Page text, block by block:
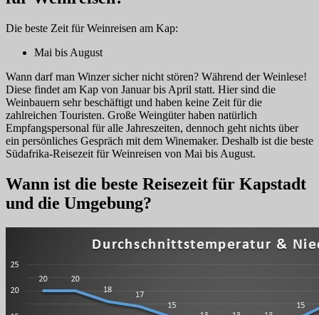
Die beste Zeit für Weinreisen am Kap:
Mai bis August
Wann darf man Winzer sicher nicht stören? Während der Weinlese!
Diese findet am Kap von Januar bis April statt. Hier sind die
Weinbauern sehr beschäftigt und haben keine Zeit für die
zahlreichen Touristen. Große Weingüter haben natürlich
Empfangspersonal für alle Jahreszeiten, dennoch geht nichts über
ein persönliches Gespräch mit dem Winemaker. Deshalb ist die beste
Südafrika-Reisezeit für Weinreisen von Mai bis August.
Wann ist die beste Reisezeit für Kapstadt
und die Umgebung?